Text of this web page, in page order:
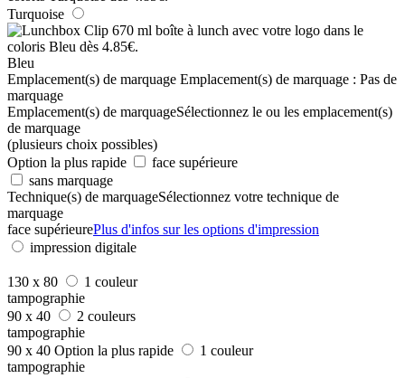
Turquoise
Bleu
Emplacement(s) de marquage Emplacement(s) de marquage : Pas de
marquage
Emplacement(s) de marquageSélectionnez le ou les emplacement(s)
de marquage
(plusieurs choix possibles)
Option la plus rapide
face supérieure
sans marquage
Technique(s) de marquageSélectionnez votre technique de
marquage
face supérieurePlus d'infos sur les options d'impression
impression digitale
130 x 80
1 couleur
tampographie
90 x 40
2 couleurs
tampographie
90 x 40 Option la plus rapide
1 couleur
tampographie